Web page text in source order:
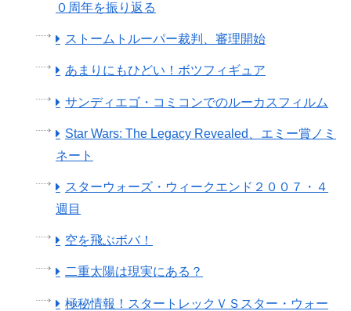
０周年を振り返る
ストームトルーパー裁判、審理開始
あまりにもひどい！ボツフィギュア
サンディエゴ・コミコンでのルーカスフィルム
Star Wars: The Legacy Revealed、エミー賞ノミ
ネート
スターウォーズ・ウィークエンド２００７・４
週目
空を飛ぶボバ！
二重太陽は現実にある？
極秘情報！スタートレックＶＳスター・ウォー